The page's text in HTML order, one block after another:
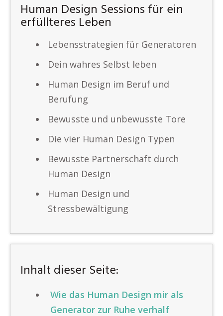
Human Design Sessions für ein
erfüllteres Leben
Lebensstrategien für Generatoren
Dein wahres Selbst leben
Human Design im Beruf und
Berufung
Bewusste und unbewusste Tore
Die vier Human Design Typen
Bewusste Partnerschaft durch
Human Design
Human Design und
Stressbewältigung
Inhalt dieser Seite:
Wie das Human Design mir als
Generator zur Ruhe verhalf